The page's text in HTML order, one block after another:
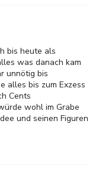
bis heute als
was danach kam
unnötig bis
alles bis zum Exzess
Cents
wohl im Grabe
und seinen Figuren